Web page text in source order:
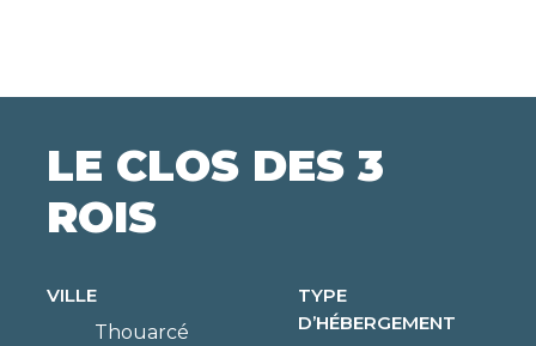
LE CLOS DES 3
ROIS
VILLE
Thouarcé
TYPE
D’HÉBERGEMENT